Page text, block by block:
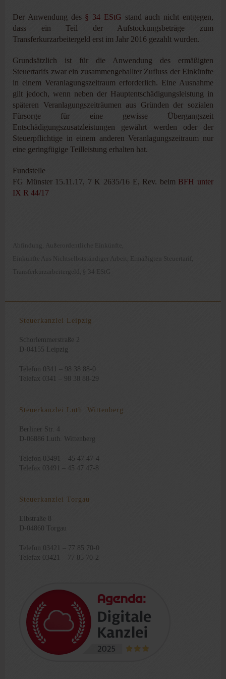
Der Anwendung des § 34 EStG stand auch nicht entgegen,
dass ein Teil der Aufstockungsbeträge zum
Transferkurzarbeitergeld erst im Jahr 2016 gezahlt wurden.
Grundsätzlich ist für die Anwendung des ermäßigten
Steuertarifs zwar ein zusammengeballter Zufluss der Einkünfte
in einem Veranlagungszeitraum erforderlich. Eine Ausnahme
gilt jedoch, wenn neben der Hauptentschädigungsleistung in
späteren Veranlagungszeiträumen aus Gründen der sozialen
Fürsorge für eine gewisse Übergangszeit
Entschädigungszusatzleistungen gewährt werden oder der
Steuerpflichtige in einem anderen Veranlagungszeitraum nur
eine geringfügige Teilleistung erhalten hat.
Fundstelle
FG Münster 15.11.17, 7 K 2635/16 E, Rev. beim BFH unter
IX R 44/17
Abfindung Außerordentliche Einkünfte
Einkünfte Aus Nichtselbstständiger Arbeit Ermäßigten Steuertarif
Transferkurzarbeitergeld § 34 EStG
Steuerkanzlei Leipzig
Schorlemmerstraße 2
D-04155 Leipzig
Telefon 0341 – 98 38 88-0
Telefax 0341 – 98 38 88-29
Steuerkanzlei Luth. Wittenberg
Berliner Str. 4
D-06886 Luth. Wittenberg
Telefon 03491 – 45 47 47-4
Telefax 03491 – 45 47 47-8
Steuerkanzlei Torgau
Elbstraße 8
D-04860 Torgau
Telefon 03421 – 77 85 70-0
Telefax 03421 – 77 85 70-2